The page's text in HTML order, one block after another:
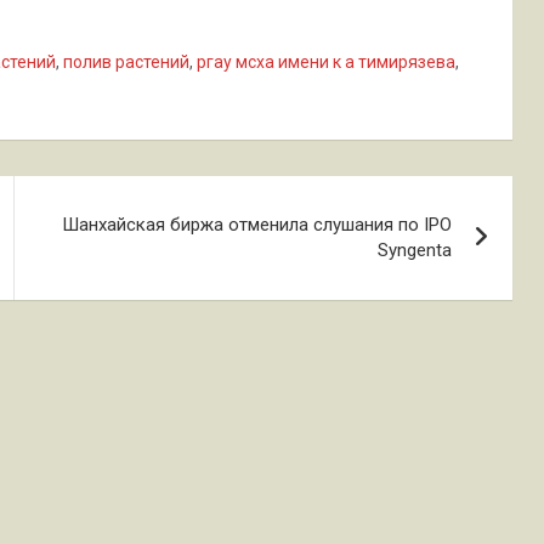
, полив растений, ргау мсха имени к а тимирязева,
Шанхайская биржа отменила слушания по IPO
Syngenta